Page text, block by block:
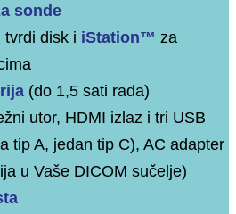
sonde
tvrdi disk i iStation™ za
(do 1,5 sati rada)
utor, HDMI izlaz i tri USB
tip A, jedan tip C), AC adapter
u Vaše DICOM sučelje)